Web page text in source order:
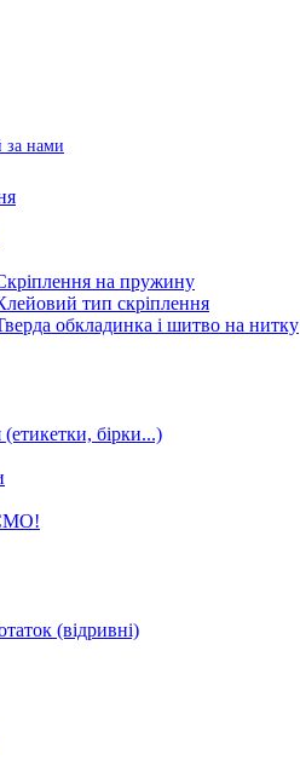
за нами
на пружину
тип скріплення
обкладинка і шитво на нитку
бірки...)
(відривні)